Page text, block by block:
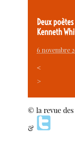
Deux
Kenneth
6 novembre
<
>
© la revue
&